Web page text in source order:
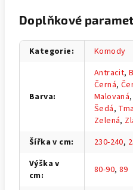
Doplňkové
Kategorie: Komody
Barva:
Antracit,
Černá,
Malovaná
Šedá,
Zelená,
Šířka v cm: 230-240,
Výška v
cm: 80-90, 89